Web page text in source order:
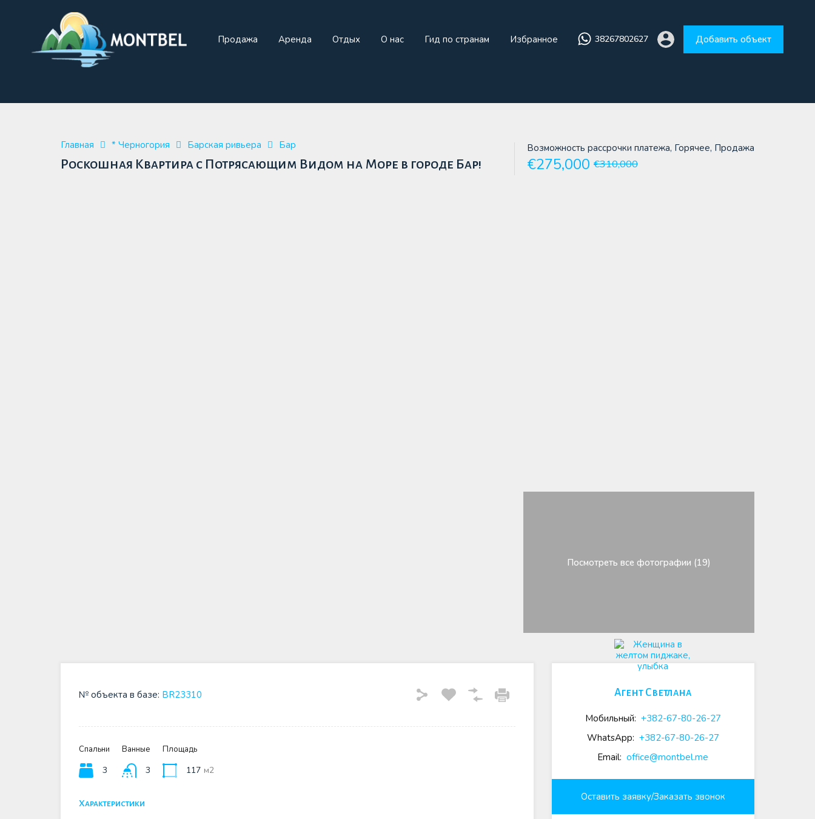
38267802627
Добавить объект
Продажа
Аренда Отдых О нас Гид по странам Избранное 38267802627 Добавить объект
Главная * Черногория Барская ривьера Бар
Роскошная Квартира с Потрясающим Видом на Море в городе Бар!
Возможность рассрочки платежа, Горячее, Продажа
€275,000 €310,000
Посмотреть все фотографии (19)
№ объекта в базе: BR23310
Спальни
3
Ванные
3
Площадь
117 м2
Характеристики
Агент Светлана
Мобильный: +382-67-80-26-27
WhatsApp: +382-67-80-26-27
Email: office@montbel.me
Оставить заявку/Заказать звонок